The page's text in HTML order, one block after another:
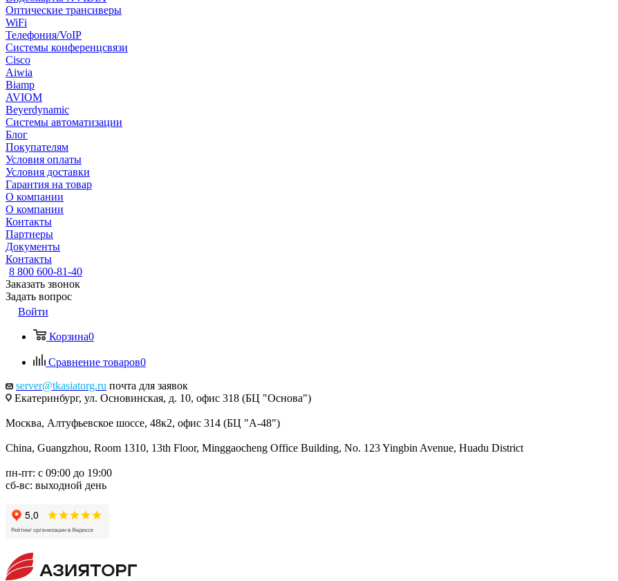
Оптические трансиверы
WiFi
Телефония/VoIP
Системы конференцсвязи
Cisco
Aiwia
Biamp
AVIOM
Beyerdynamic
Системы автоматизации
Блог
Покупателям
Условия оплаты
Условия доставки
Гарантия на товар
О компании
О компании
Контакты
Партнеры
Документы
Контакты
8 800 600-81-40
Заказать звонок
Задать вопрос
Войти
Корзина0
Сравнение товаров0
server@tkasiatorg.ru почта для заявок
Екатеринбург, ул. Основинская, д. 10, офис 318 (БЦ "Основа")
Москва, Алтуфьевское шоссе, 48к2, офис 314 (БЦ "А-48")
China, Guangzhou, Room 1310, 13th Floor, Minggaocheng Office Building, No. 123 Yingbin Avenue, Huadu District
пн-пт: с 09:00 до 19:00
сб-вс: выходной день